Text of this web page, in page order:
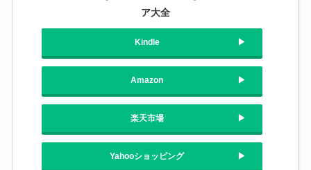
ア大全
Kindle
Amazon
楽天市場
Yahooショッピング